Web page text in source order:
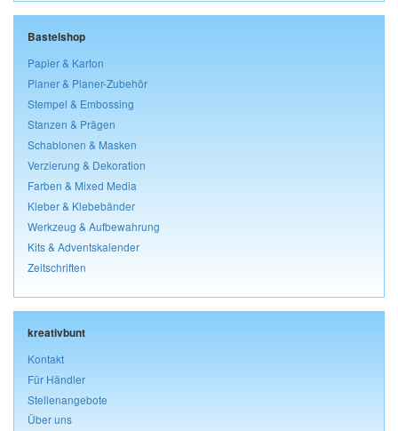
Bastelshop
Papier & Karton
Planer & Planer-Zubehör
Stempel & Embossing
Stanzen & Prägen
Schablonen & Masken
Verzierung & Dekoration
Farben & Mixed Media
Kleber & Klebebänder
Werkzeug & Aufbewahrung
Kits & Adventskalender
Zeitschriften
kreativbunt
Kontakt
Für Händler
Stellenangebote
Über uns